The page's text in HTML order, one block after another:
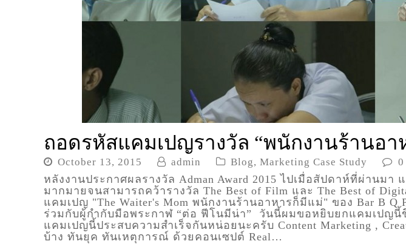
ถอดรหัสแคมเปญรางวัล “พนักงานร้านอา
October 13, 2015 admin Blog, Marketing Case Study 0
หลังงานประกาศผลรางวัล Adman Award 2015 ไปเมื่อสัปดาห์ที่ผ่านม
มากมายจนสามารถคว้ารางวัล The Best of Film และ The Best of
แคมเปญ "The Waiter's Mom พนักงานร้านอาหารก็มีแม่" ของ Bar B Q
ร่วมกับผู้กำกับมือพระกาฬ “ต่อ ฟีโนมีน่า” วันนี้ผมขอหยิบยกแคมเปญนี้
แคมเปญนี้ประสบความสำเร็จกันหน่อยนะครับ Content Marketing ,
บ้าง ทันยุค ทันเหตุการณ์ ด้วยคอนเซปต์ Real…